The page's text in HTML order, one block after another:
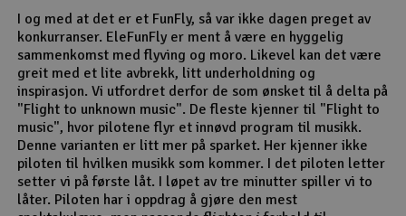
I og med at det er et FunFly, så var ikke dagen preget av
konkurranser. EleFunFly er ment å være en hyggelig
sammenkomst med flyving og moro. Likevel kan det være
greit med et lite avbrekk, litt underholdning og
inspirasjon. Vi utfordret derfor de som ønsket til å delta på
"Flight to unknown music". De fleste kjenner til "Flight to
music", hvor pilotene flyr et innøvd program til musikk.
Denne varianten er litt mer på sparket. Her kjenner ikke
piloten til hvilken musikk som kommer. I det piloten letter
setter vi på første låt. I løpet av tre minutter spiller vi to
låter. Piloten har i oppdrag å gjøre den mest